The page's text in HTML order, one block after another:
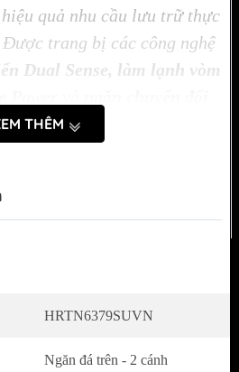
quả nhu cầu lưu trữ thực
trang bị các công nghệ
Dual Sense, làm lạnh vòm
bảo quản thực phẩm tươi
THÊM
HRTN6379SUVN
Ngăn đá trên - 2 cánh